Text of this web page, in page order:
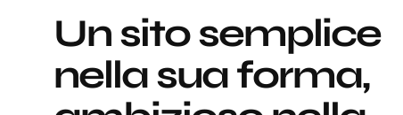
Un sito semplice
nella sua forma,